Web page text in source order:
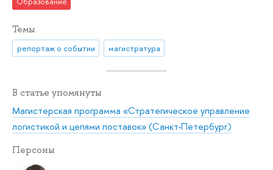
Темы
репортаж о событии магистратура
В статье упомянуты
Магистерская программа «Стратегическое управление
логистикой и цепями поставок» (Санкт-Петербург)
Персоны